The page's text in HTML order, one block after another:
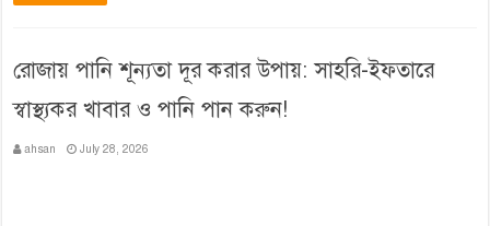
রোজায় পানি শূন্যতা দূর করার উপায়: সাহরি-ইফতারে
স্বাস্থ্যকর খাবার ও পানি পান করুন!
ahsan July 28, 2026